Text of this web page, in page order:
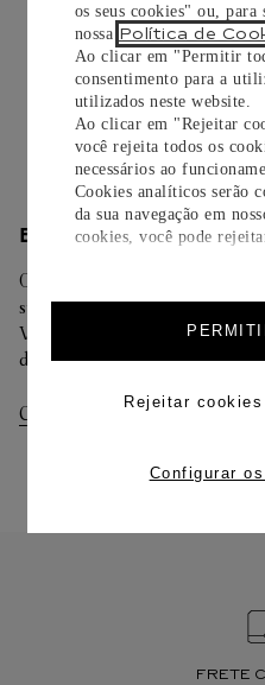
os seus cookies" ou, para
nossa Política de
Ao clicar em "Permitir
consentimento para a
utilizados neste website.
Ao clicar em "Rejeitar
você rejeita todos os
necessários ao
Cookies analíticos serão
da sua navegação em
cookies, você pode
Rejeitar
Configurar
Todos os pedidos de
cuidadosamente
opção de adicionar
Saiba
ENTREGA/
Oferecemos diferentes opções
sua preferência na finalização
Você pode trocar ou devolver
dias.
Consultar Entregas
FRETE